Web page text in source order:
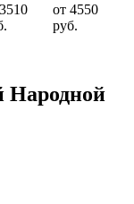
от 4550
руб.
Народной